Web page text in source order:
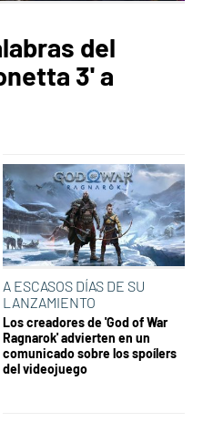
del
3' a
A ESCASOS DÍAS DE SU
LANZAMIENTO
Los creadores de 'God of War
Ragnarok' advierten en un
comunicado sobre los spoílers
del videojuego